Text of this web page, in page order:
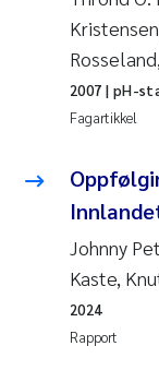
Marit Villø
Jonny
Nathalie
Synne
Sophie
Fagartikkel
2007 | pH-
Johnny
Kaste,
Rapport
2024